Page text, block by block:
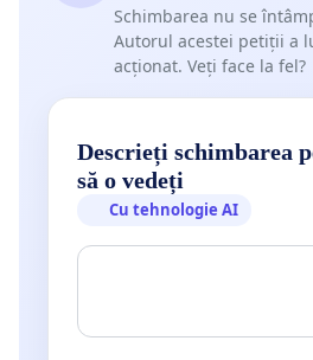
Schimbarea nu se
Autorul acestei petiții a
acționat. Veți face la fel?
Descrieți schimbarea
să o vedeți
Cu tehnologie AI